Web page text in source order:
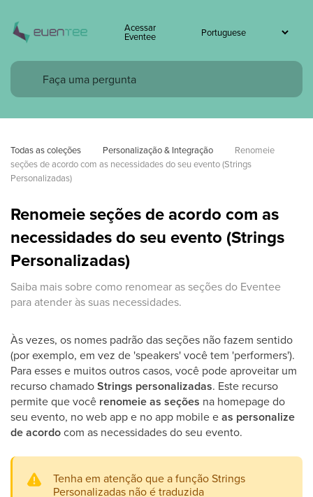
Acessar
Eventee
Todas as coleções Personalização & Integração
Renomeie
seções de acordo com as necessidades do seu evento (Strings
Personalizadas)
Renomeie seções de acordo com as
necessidades do seu evento (Strings
Personalizadas)
Saiba mais sobre como renomear as seções do Eventee
para atender às suas necessidades.
Às vezes, os nomes padrão das seções não fazem sentido
(por exemplo, em vez de 'speakers' você tem 'performers').
Para esses e muitos outros casos, você pode aproveitar um
recurso chamadoStrings personalizadas. Este recurso
permite que você renomeieas seções na homepage do
seu evento, no web app e no app mobile eas personalize
de acordocom as necessidades do seu evento.
Tenha em atenção que a função Strings
Personalizadas não é traduzida